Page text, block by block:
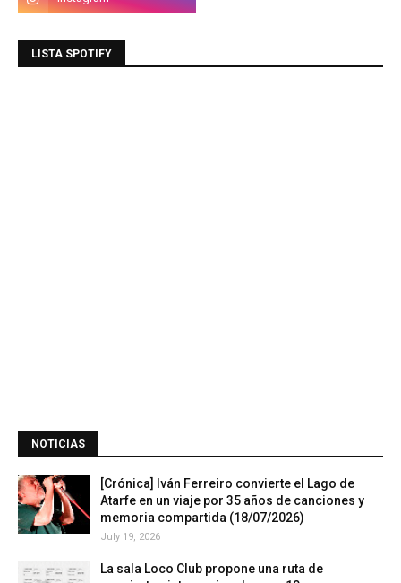
LISTA SPOTIFY
NOTICIAS
[Crónica] Iván Ferreiro convierte el Lago de
Atarfe en un viaje por 35 años de canciones y
memoria compartida (18/07/2026)
July 19, 2026
La sala Loco Club propone una ruta de